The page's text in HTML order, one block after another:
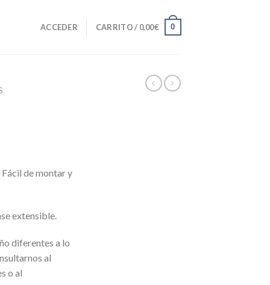
ACCEDER CARRITO / 0,00€ 0
de montar y
extensible.
diferentes a lo
al
o al